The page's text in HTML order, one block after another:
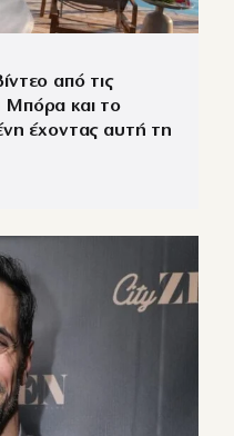
από τις
Μπόρα και το
έχοντας αυτή τη